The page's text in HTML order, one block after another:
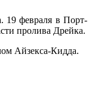
19 февраля в Порт-
пролива Дрейка.
Айзекса-Кидда.